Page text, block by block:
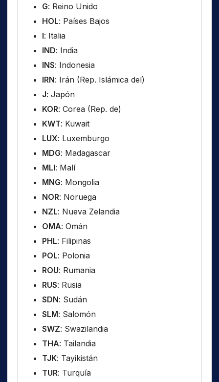
G: Reino Unido
HOL: Países Bajos
I: Italia
IND: India
INS: Indonesia
IRN: Irán (Rep. Islámica del)
J: Japón
KOR: Corea (Rep. de)
KWT: Kuwait
LUX: Luxemburgo
MDG: Madagascar
MLI: Malí
MNG: Mongolia
NOR: Noruega
NZL: Nueva Zelandia
OMA: Omán
PHL: Filipinas
POL: Polonia
ROU: Rumania
RUS: Rusia
SDN: Sudán
SLM: Salomón
SWZ: Swazilandia
THA: Tailandia
TJK: Tayikistán
TUR: Turquía